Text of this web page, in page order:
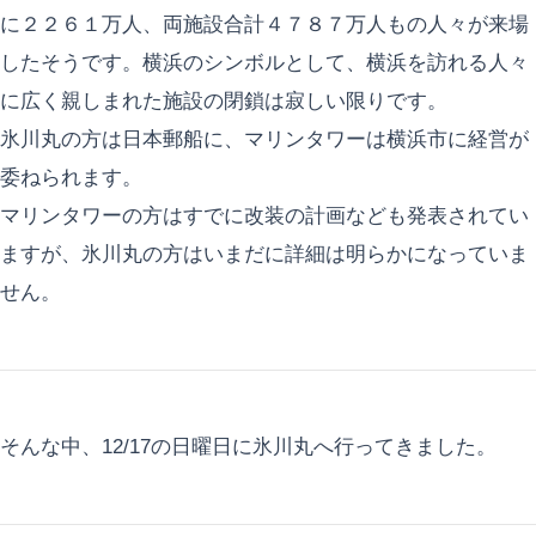
に２２６１万人、両施設合計４７８７万人もの人々が来場
したそうです。横浜のシンボルとして、横浜を訪れる人々
に広く親しまれた施設の閉鎖は寂しい限りです。
氷川丸の方は日本郵船に、マリンタワーは横浜市に経営が
委ねられます。
マリンタワーの方はすでに改装の計画なども発表されてい
ますが、氷川丸の方はいまだに詳細は明らかになっていま
せん。
そんな中、12/17の日曜日に氷川丸へ行ってきました。